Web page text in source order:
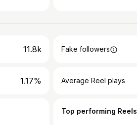
11.8k Fake followers
1.17% Average Reel plays
Top performing Reels